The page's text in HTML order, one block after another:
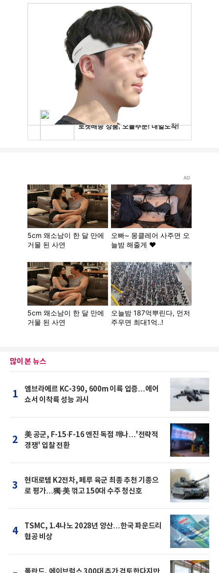
많이 본 뉴스
1
엠브라에르 KC-390, 600m 이륙 입증…에어
쇼서 이착륙 성능 과시
2
美 공군, F-15·F-16 엔진 독점 깨나…'전략적
경쟁' 입찰 전환
3
현대로템 K2전차, 페루 육군 최종 추천 기종으
로 평가…獨·美 꺾고 150대 수주 청신호
4
TSMC, 1.4나노 2028년 양산…한국 파운드리
협공 비상